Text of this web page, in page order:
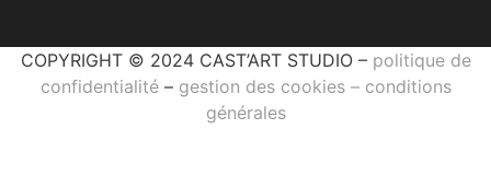
COPYRIGHT © 2024 CAST’ART STUDIO – politique de
confidentialité – gestion des cookies– conditions
générales